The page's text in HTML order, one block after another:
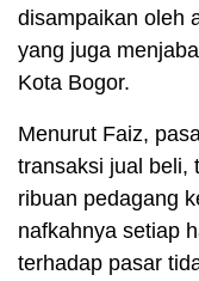
disampaikan oleh
yang juga
Kota Bogor.
Menurut Faiz,
transaksi jual beli,
ribuan pedagang
nafkahnya setiap
terhadap pasar